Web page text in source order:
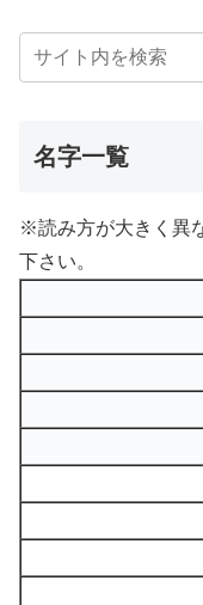
名字一覧
※読み方が大きく異
下さい。